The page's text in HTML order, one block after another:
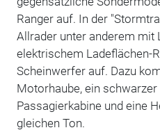
Ranger auf. In der
Allrader unter anderem mit
elektrischem Ladeflächen-
Scheinwerfer auf. Dazu
Motorhaube, ein
Passagierkabine und eine
gleichen Ton.